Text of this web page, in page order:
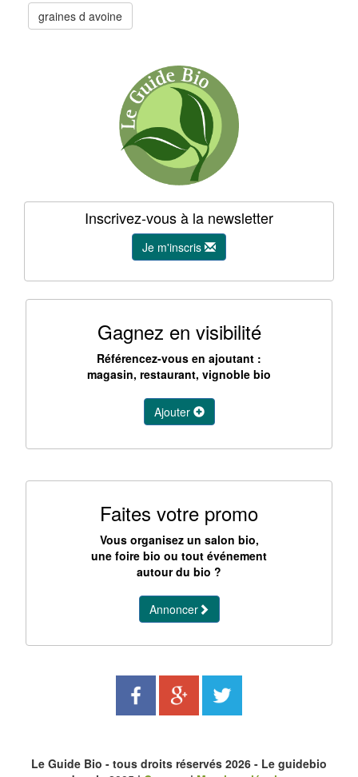
graines d avoine
Inscrivez-vous à la newsletter
Je m'inscris
Gagnez en visibilité
Référencez-vous en ajoutant :
magasin, restaurant, vignoble bio
Ajouter
Faites votre promo
Vous organisez un salon bio,
une foire bio ou tout événement
autour du bio ?
Annoncer
Le Guide Bio - tous droits réservés 2026 - Le guidebio